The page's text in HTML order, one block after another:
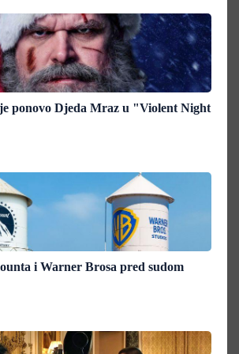
ponovo Djeda Mraz u "Violent Night
i Warner Brosa pred sudom